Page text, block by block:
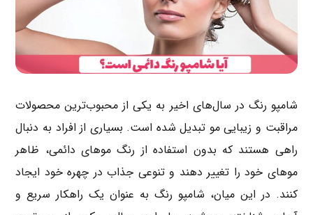
شامپو رنگ در سال‌های اخیر به یکی از محبوب‌ترین محصولات
مراقبت و زیبایی مو تبدیل شده است. بسیاری از افراد به دنبال
راهی هستند که بدون استفاده از رنگ موهای دائمی، ظاهر
موهای خود را تغییر دهند و تنوعی جذاب در چهره خود ایجاد
کنند. در این میان، شامپو رنگ به عنوان یک راهکار سریع و